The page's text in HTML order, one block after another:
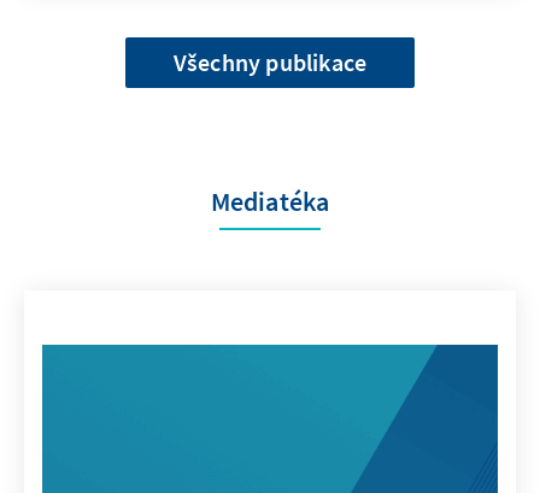
Všechny publikace
Mediatéka